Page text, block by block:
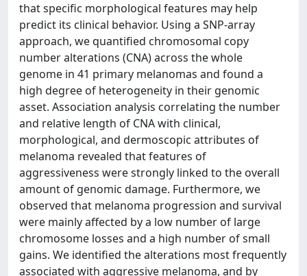
that specific morphological features may help
predict its clinical behavior. Using a SNP-array
approach, we quantified chromosomal copy
number alterations (CNA) across the whole
genome in 41 primary melanomas and found a
high degree of heterogeneity in their genomic
asset. Association analysis correlating the number
and relative length of CNA with clinical,
morphological, and dermoscopic attributes of
melanoma revealed that features of
aggressiveness were strongly linked to the overall
amount of genomic damage. Furthermore, we
observed that melanoma progression and survival
were mainly affected by a low number of large
chromosome losses and a high number of small
gains. We identified the alterations most frequently
associated with aggressive melanoma, and by